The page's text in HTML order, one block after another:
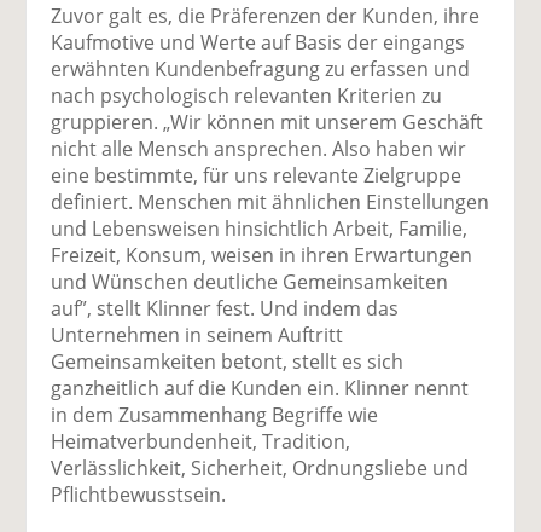
Zuvor galt es, die Präferenzen der Kunden, ihre
Kaufmotive und Werte auf Basis der eingangs
erwähnten Kundenbefragung zu erfassen und
nach psychologisch relevanten Kriterien zu
gruppieren. „Wir können mit unserem Geschäft
nicht alle Mensch ansprechen. Also haben wir
eine bestimmte, für uns relevante Zielgruppe
definiert. Menschen mit ähnlichen Einstellungen
und Lebensweisen hinsichtlich Arbeit, Familie,
Freizeit, Konsum, weisen in ihren Erwartungen
und Wünschen deutliche Gemeinsamkeiten
auf”, stellt Klinner fest. Und indem das
Unternehmen in seinem Auftritt
Gemeinsamkeiten betont, stellt es sich
ganzheitlich auf die Kunden ein. Klinner nennt
in dem Zusammenhang Begriffe wie
Heimatverbundenheit, Tradition,
Verlässlichkeit, Sicherheit, Ordnungsliebe und
Pflichtbewusstsein.